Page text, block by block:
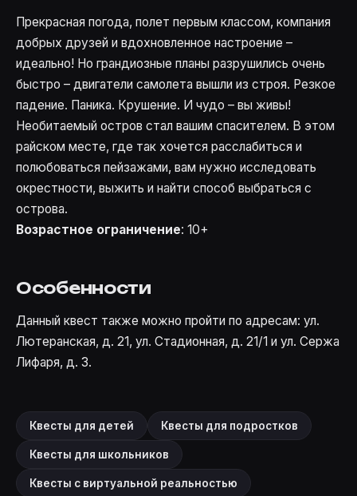
Прекрасная погода, полет первым классом, компания
добрых друзей и вдохновленное настроение –
идеально! Но грандиозные планы разрушились очень
быстро – двигатели самолета вышли из строя. Резкое
падение. Паника. Крушение. И чудо – вы живы!
Необитаемый остров стал вашим спасителем. В этом
райском месте, где так хочется расслабиться и
полюбоваться пейзажами, вам нужно исследовать
окрестности, выжить и найти способ выбраться с
острова.
Возрастное ограничение: 10+
Особенности
Данный квест также можно пройти по адресам: ул.
Лютеранская, д. 21, ул. Стадионная, д. 21/1 и ул. Сержа
Лифаря, д. 3.
Квесты для детей Квесты для подростков
Квесты для школьников
Квесты с виртуальной реальностью